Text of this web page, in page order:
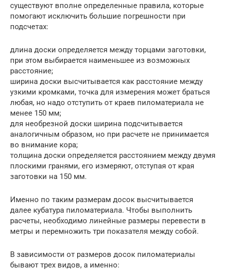
существуют вполне определенные правила, которые
помогают исключить большие погрешности при
подсчетах:
длина доски определяется между торцами заготовки,
при этом выбирается наименьшее из возможных
расстояние;
ширина доски высчитывается как расстояние между
узкими кромками, точка для измерения может браться
любая, но надо отступить от краев пиломатериала не
менее 150 мм;
для необрезной доски ширина подсчитывается
аналогичным образом, но при расчете не принимается
во внимание кора;
толщина доски определяется расстоянием между двумя
плоскими гранями, его измеряют, отступая от края
заготовки на 150 мм.
Именно по таким размерам досок высчитывается
далее кубатура пиломатериала. Чтобы выполнить
расчеты, необходимо линейные размеры перевести в
метры и перемножить три показателя между собой.
В зависимости от размеров досок пиломатериалы
бывают трех видов, а именно: